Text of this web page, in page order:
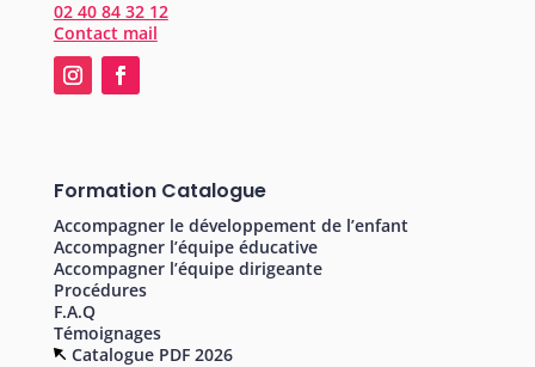
02 40 84 32 12
Contact mail
Formation Catalogue
Accompagner le développement de l’enfant
Accompagner l’équipe éducative
Accompagner l’équipe dirigeante
Procédures
F.A.Q
Témoignages
Catalogue PDF 2026